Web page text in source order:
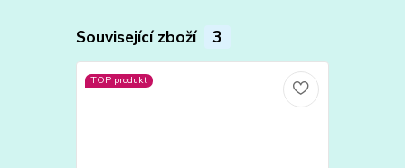
Související zboží 3
TOP produkt